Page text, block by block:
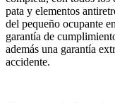
pata y elementos
del pequeño ocupante
garantía de
además una garantía
accidente.